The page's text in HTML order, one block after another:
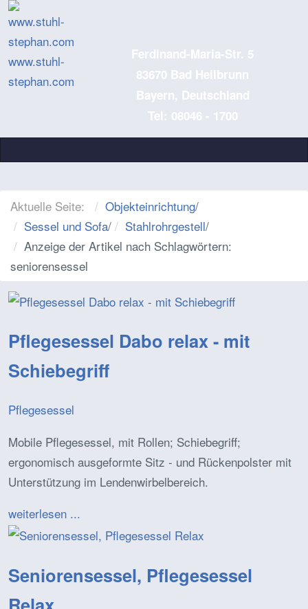
www.stuhl-
stephan.com
Ferdinand-Maria-Str. 5
83670 Bad Heilbrunn
Bayern, Deutschland
Tel: 08046 - 1700
Aktuelle Seite: Objekteinrichtung/
Sessel und Sofa/ Stahlrohrgestell/
Anzeige der Artikel nach Schlagwörtern:
seniorensessel
Pflegesessel Dabo relax - mit
Schiebegriff
Pflegesessel
Mobile Pflegesessel, mit Rollen; Schiebegriff;
ergonomisch ausgeformte Sitz - und Rückenpolster mit
Unterstützung im Lendenwirbelbereich.
weiterlesen ...
Seniorensessel, Pflegesessel